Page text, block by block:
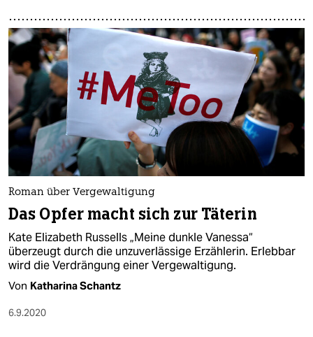
Roman über Vergewaltigung
Das Opfer macht sich zur Täterin
Kate Elizabeth Russells „Meine dunkle Vanessa“
überzeugt durch die unzuverlässige Erzählerin. Erlebbar
wird die Verdrängung einer Vergewaltigung.
Von Katharina Schantz
6.9.2020